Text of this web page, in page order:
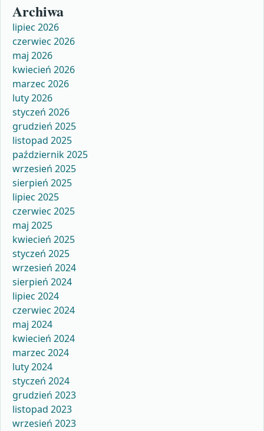
Archiwa
lipiec 2026
czerwiec 2026
maj 2026
kwiecień 2026
marzec 2026
luty 2026
styczeń 2026
grudzień 2025
listopad 2025
październik 2025
wrzesień 2025
sierpień 2025
lipiec 2025
czerwiec 2025
maj 2025
kwiecień 2025
styczeń 2025
wrzesień 2024
sierpień 2024
lipiec 2024
czerwiec 2024
maj 2024
kwiecień 2024
marzec 2024
luty 2024
styczeń 2024
grudzień 2023
listopad 2023
wrzesień 2023